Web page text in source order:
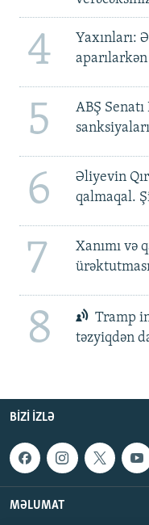
4
Yaxınları:
5
ABŞ
6
Əliyevin
qalmaqal.
7
Xanımı və
8
Tramp
təzyiqdən
BIZI IZLƏ
MƏLUMAT